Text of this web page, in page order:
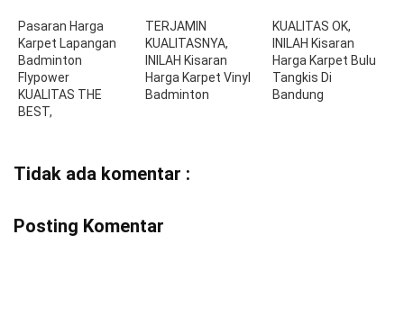
Pasaran Harga
Karpet Lapangan
Badminton
Flypower
KUALITAS THE
BEST,
TERJAMIN
KUALITASNYA,
INILAH Kisaran
Harga Karpet Vinyl
Badminton
KUALITAS OK,
INILAH Kisaran
Harga Karpet Bulu
Tangkis Di
Bandung
Tidak ada komentar :
Posting Komentar